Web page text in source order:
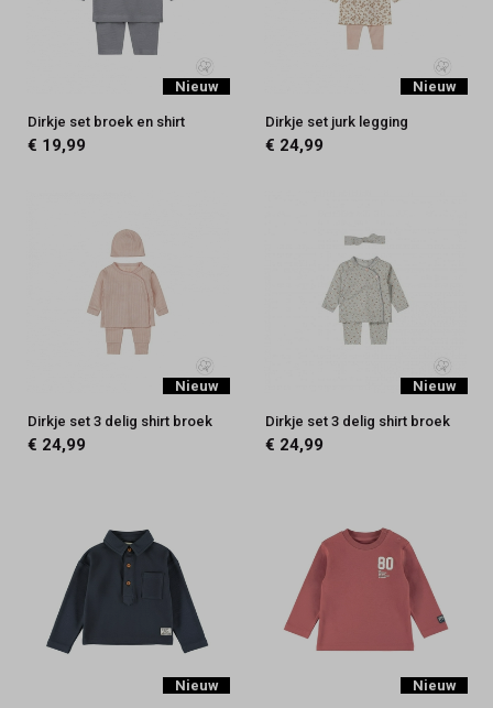
Nieuw
Dirkje set broek en shirt
€ 19,99
Nieuw
Dirkje set jurk legging
€ 24,99
Nieuw
Dirkje set 3 delig shirt broek
€ 24,99
Nieuw
Dirkje set 3 delig shirt broek
€ 24,99
Nieuw Nieuw